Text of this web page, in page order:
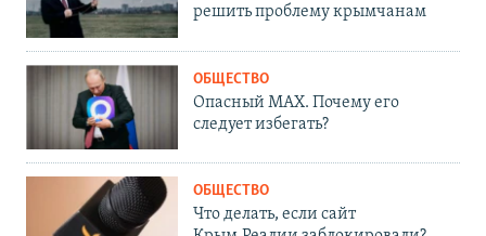
решить проблему крымчанам
ОБЩЕСТВО
Опасный MAX. Почему его
следует избегать?
ОБЩЕСТВО
Что делать, если сайт